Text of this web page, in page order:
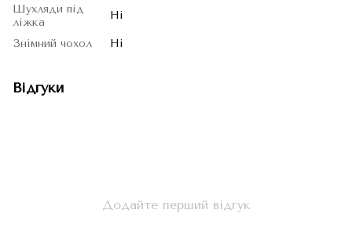
Шухляди під
ліжка
Ні
Знімний чохол Ні
Відгуки
Додайте перший відгук